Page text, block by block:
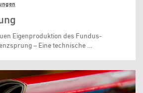
Eigenproduktion des Fundus-
– Eine technische …